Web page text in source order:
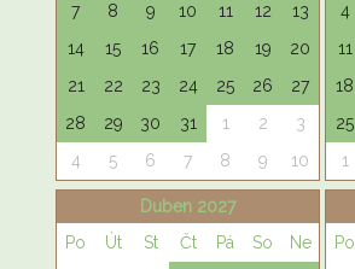
7
8 9 10 11 12
13
14
15 16 17 18 19
20
21
22 23 24 25 26
27
28
29 30 31 1 2
3
4
5 6 7 8 9 10
4
11
18
25
1
Duben 2027
Po
Út St Čt Pá So
Ne
Po